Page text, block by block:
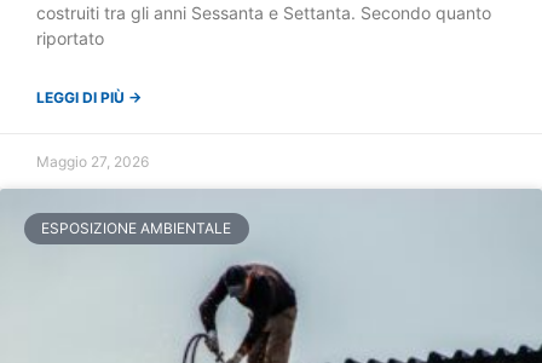
costruiti tra gli anni Sessanta e Settanta. Secondo quanto
riportato
LEGGI DI PIÙ →
Maggio 27, 2026
ESPOSIZIONE AMBIENTALE